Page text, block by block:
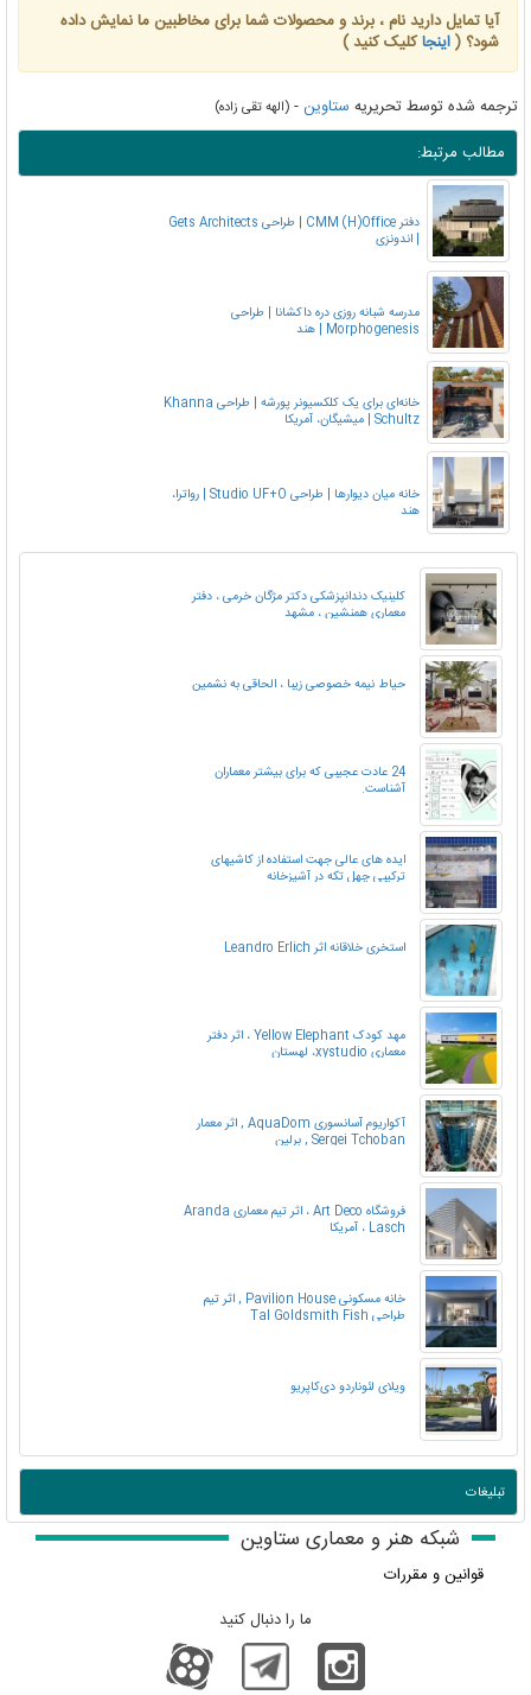
آیا تمایل دارید نام ، برند و محصولات شما برای مخاطبین ما نمایش داده
شود؟ (اینجاکلیک کنید )
ترجمه شده توسط تحریریه ستاوین- (الهه تقی زاده)
مطالب مرتبط:
دفتر CMM (H)Office | طراحی Gets Architects
| اندونزی
مدرسه شبانه روزی دره داکشانا | طراحی
Morphogenesis | هند
خانه‌ای برای یک کلکسیونر پورشه | طراحی Khanna
Schultz | میشیگان، آمریکا
خانه میان دیوارها | طراحی Studio UF+O | رواترا،
هند
کلینیک دندانپزشکی دکتر مژگان خرمی ، دفتر
معماری همنشین ، مشهد
حیاط نیمه خصوصی زیبا ، الحاقی به نشمین
24 عادت عجیبی که برای بیشتر معماران
آشناست.
ایده های عالی جهت استفاده از کاشیهای
ترکیبی چهل تکه در آشپزخانه
استخری خلاقانه اثر Leandro Erlich
مهد کودک Yellow Elephant ، اثر دفتر
معماری xystudio، لهستان
آکواریوم آسانسوری AquaDom , اثر معمار
Sergei Tchoban , برلین
فروشگاه Art Deco ، اثر تیم معماری Aranda
Lasch ، آمریکا
خانه مسکونی Pavilion House , اثر تیم
طراحی Tal Goldsmith Fish
ویلای لئوناردو دی‌کاپریو
تبلیغات
شبکه هنر و معماری ستاوین
قوانین و مقررات
ما را دنبال کنید